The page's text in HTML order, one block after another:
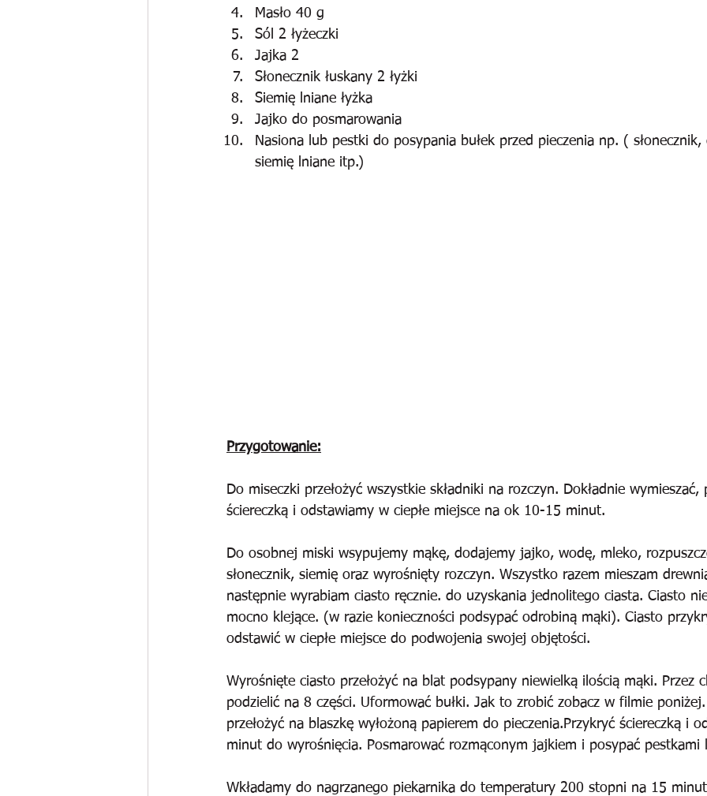
Masło 40 g
Sól 2 łyżeczki
Jajka 2
Słonecznik łuskany 2 łyżki
Siemię lniane łyżka
Jajko do posmarowania
Nasiona lub pestki do posypania bułek przed pieczenia np. (
siemię lniane itp.)
Przygotowanie:
Do miseczki przełożyć wszystkie składniki na rozczyn. Dokładnie wymieszać,
ściereczką i odstawiamy w ciepłe miejsce na ok 10-15 minut.
Do osobnej miski wsypujemy mąkę, dodajemy jajko, wodę, mleko,
słonecznik, siemię oraz wyrośnięty rozczyn. Wszystko razem mieszam
następnie wyrabiam ciasto ręcznie. do uzyskania jednolitego ciasta. Ciasto
mocno klejące. (w razie konieczności podsypać odrobiną mąki). Ciasto
odstawić w ciepłe miejsce do podwojenia swojej objętości.
Wyrośnięte ciasto przełożyć na blat podsypany niewielką ilością mąki. Przez
podzielić na 8 części. Uformować bułki. Jak to zrobić zobacz w filmie poniżej.
przełożyć na blaszkę wyłożoną papierem do pieczenia.Przykryć ściereczką i
minut do wyrośnięcia. Posmarować rozmąconym jajkiem i posypać pestkami
Wkładamy do nagrzanego piekarnika do temperatury 200 stopni na 15